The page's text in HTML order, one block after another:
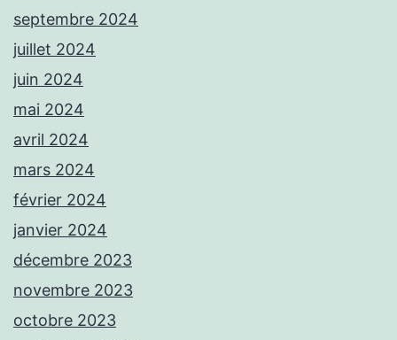
septembre 2024
juillet 2024
juin 2024
mai 2024
avril 2024
mars 2024
février 2024
janvier 2024
décembre 2023
novembre 2023
octobre 2023